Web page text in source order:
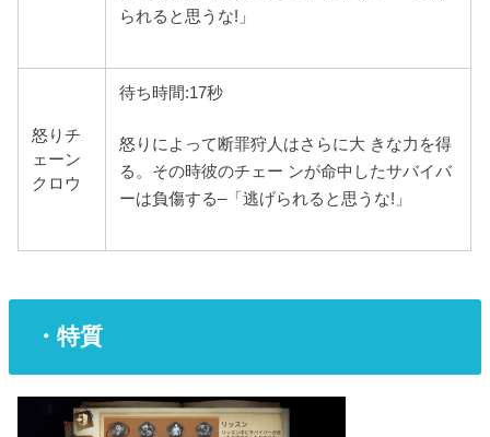
られると思うな!」
怒りチ
ェーン
クロウ
待ち時間:17秒
怒りによって断罪狩人はさらに大 きな力を得
る。その時彼のチェー ンが命中したサバイバ
ーは負傷する–「逃げられると思うな!」
・特質